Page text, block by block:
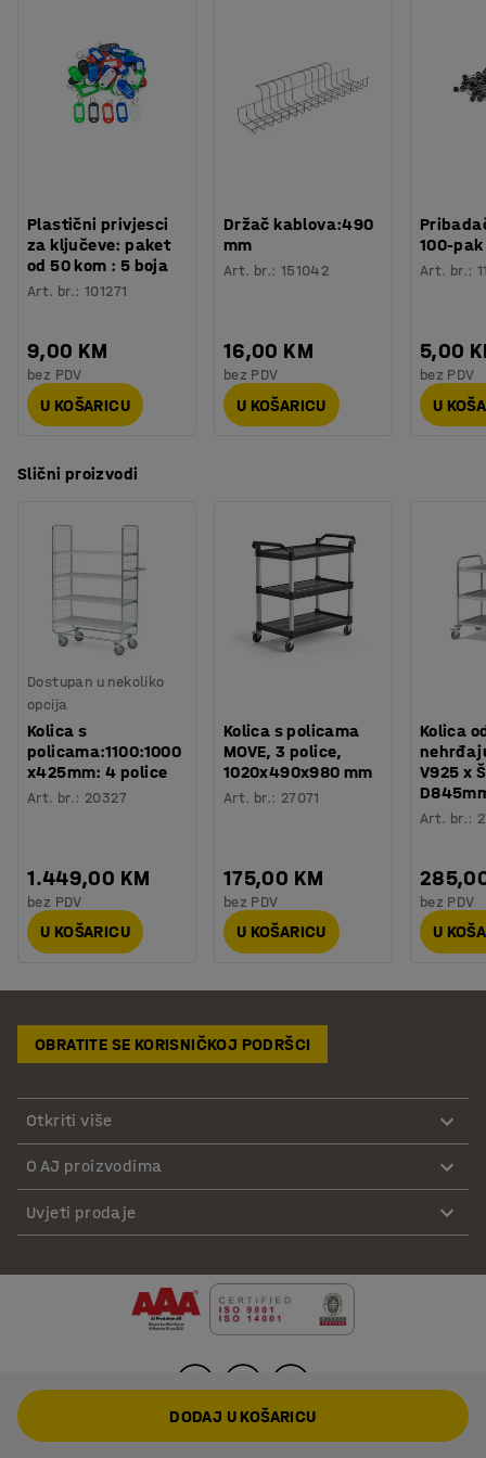
Plastični privjesci
za ključeve: paket
od 50 kom : 5 boja
Art. br.:101271
9,00 KM
bez PDV
U KOŠARICU
Držač kablova:490
mm
Art. br.: 151042
16,00 KM
bez PDV
U KOŠARICU
100-pak
Art. br.:
5,00
bez PDV
U
Slični proizvodi
Dostupan u nekoliko
opcija
Kolica s
policama:1100:1000
x425mm: 4 police
Art. br.: 20327
1.449,00 KM
bez PDV
U KOŠARICU
Kolica s policama
MOVE, 3 police,
1020x490x980 mm
Art. br.: 27071
175,00 KM
bez PDV
U KOŠARICU
Kolica
V925 x
Art. br.:
bez PDV
U
OBRATITE SE KORISNIČKOJ PODRŠCI
Otkriti više
O AJ proizvodima
Uvjeti prodaje
DODAJ U KOŠARICU